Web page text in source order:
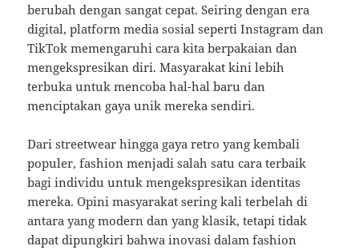
berubah dengan sangat cepat. Seiring dengan era
digital, platform media sosial seperti Instagram dan
TikTok memengaruhi cara kita berpakaian dan
mengekspresikan diri. Masyarakat kini lebih
terbuka untuk mencoba hal-hal baru dan
menciptakan gaya unik mereka sendiri.
Dari streetwear hingga gaya retro yang kembali
populer, fashion menjadi salah satu cara terbaik
bagi individu untuk mengekspresikan identitas
mereka. Opini masyarakat sering kali terbelah di
antara yang modern dan yang klasik, tetapi tidak
dapat dipungkiri bahwa inovasi dalam fashion